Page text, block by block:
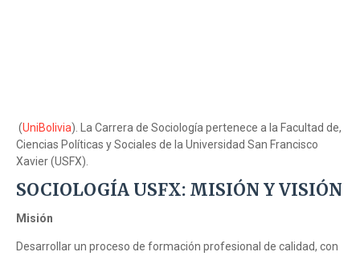
(UniBolivia). La Carrera de Sociología pertenece a la Facultad de,
Ciencias Políticas y Sociales de la Universidad San Francisco
Xavier (USFX).
SOCIOLOGÍA USFX: MISIÓN Y VISIÓN
Misión
Desarrollar un proceso de formación profesional de calidad, con